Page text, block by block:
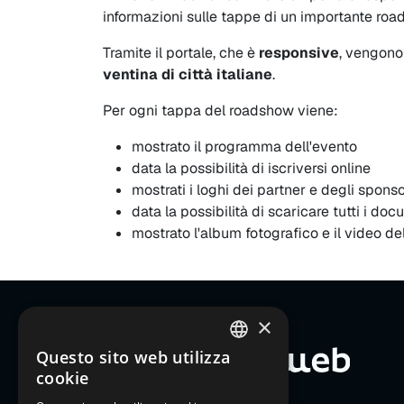
informazioni sulle tappe di un importante
Tramite il portale, che è responsive,
ventina di città italiane.
Per ogni tappa del roadshow viene:
mostrato il programma dell'evento
data la possibilità di iscriversi online
mostrati i loghi dei partner e degli
data la possibilità di scaricare tutti i
mostrato l'album fotografico e il video
ITALIAN
×
Questo sito web utilizza
cookie